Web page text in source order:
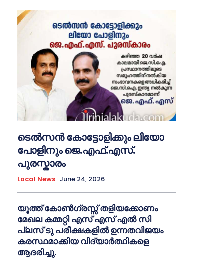
ടെൽസൻ കോട്ടോളിക്കും ലിയോ
പോളിനും ജെ.എഫ്.എസ്.
പുരസ്കാരം
Local News June 24, 2026
യൂത്ത് കോൺഗ്രസ്സ് തളിയക്കോണം
മേഖല കമ്മറ്റി എസ് എസ് എൽ സി
പ്ലസ് ടു പരീക്ഷകളിൽ ഉന്നതവിജയം
കരസ്ഥമാക്കിയ വിദ്യാർത്ഥികളെ
ആദരിച്ചു.